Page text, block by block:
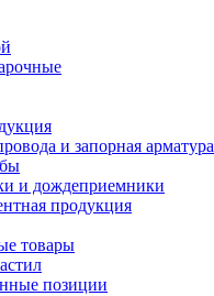
и запорная арматура
и дождеприемники
продукция
товары
позиции